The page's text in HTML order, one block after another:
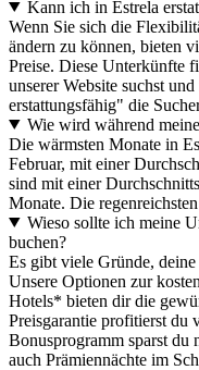
Kann ich in Estrela
Wenn Sie sich die
ändern zu können, bieten
Preise. Diese Unterkünfte
unserer Website suchst
erstattungsfähig" die
Wie wird während
Die wärmsten Monate in
Februar, mit einer
sind mit einer
Monate. Die
Wieso sollte ich meine
buchen?
Es gibt viele Gründe,
Unsere Optionen zur
Hotels* bieten dir die
Preisgarantie profitierst du
Bonusprogramm sparst du
auch Prämiennächte im